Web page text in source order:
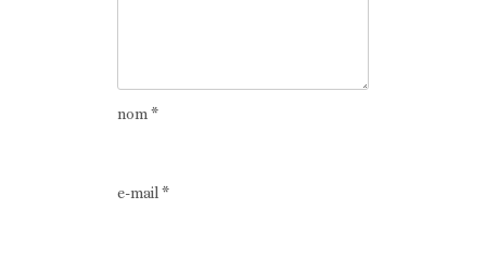
nom*
e-mail*